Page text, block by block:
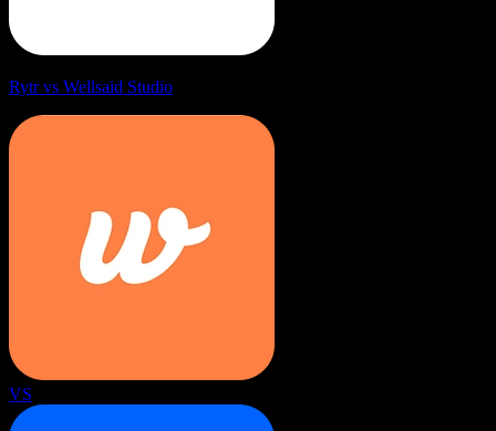
Rytr vs Wellsaid Studio
VS